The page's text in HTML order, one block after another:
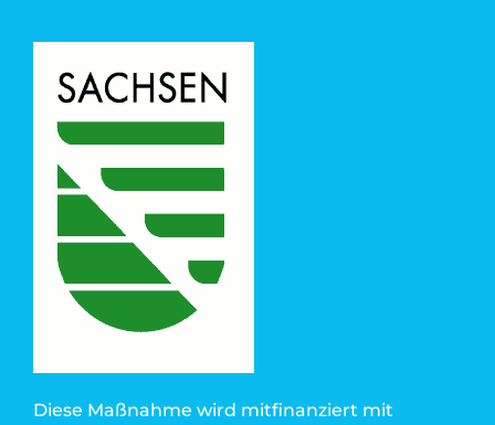
Diese Maßnahme wird mitfinanziert mit